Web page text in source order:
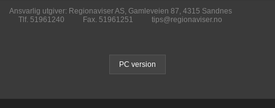
Ansvarlig utgiver: Regionaviser AS, Gamleveien 87, 4315 Sandnes
Tlf. 51961240
Fax. 51961251 tips@regionaviser.no
PC version